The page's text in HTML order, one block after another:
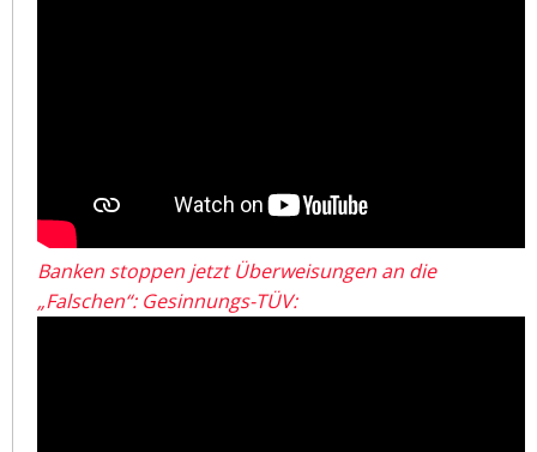
Banken stoppen jetzt Überweisungen an die
„Falschen“: Gesinnungs-TÜV: